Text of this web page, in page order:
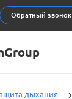
Обратный звонок
дыхания